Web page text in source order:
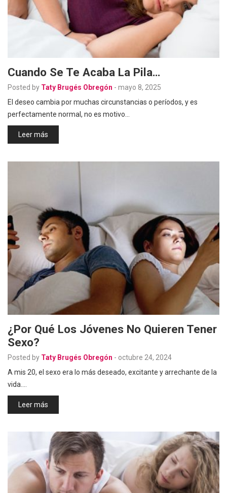
Cuando Se Te Acaba La Pila…
Posted by Taty Brugés Obregón - mayo 8, 2025
El deseo cambia por muchas circunstancias o períodos, y es
perfectamente normal, no es motivo…
Leer más
¿Por Qué Los Jóvenes No Quieren Tener
Sexo?
Posted by Taty Brugés Obregón - octubre 24, 2024
A mis 20, el sexo era lo más deseado, excitante y arrechante de la
vida.…
Leer más